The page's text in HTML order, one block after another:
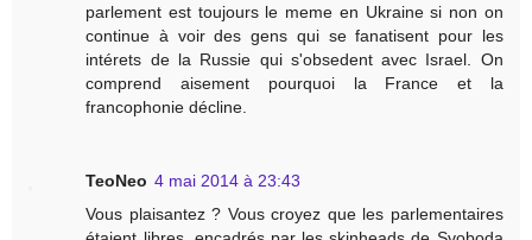
parlement est toujours le meme en Ukraine si non on
continue à voir des gens qui se fanatisent pour les
intérets de la Russie qui s'obsedent avec Israel. On
comprend aisement pourquoi la France et la
francophonie décline.
TeoNeo 4 mai 2014 à 23:43
Vous plaisantez ? Vous croyez que les parlementaires